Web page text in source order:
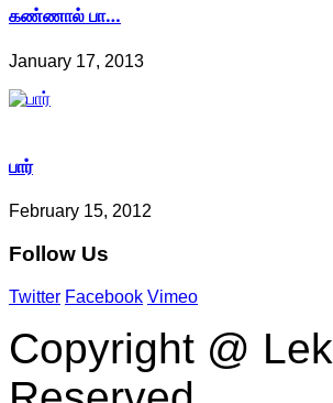
கண்ணால் பா…
January 17, 2013
பார்
February 15, 2012
Follow Us
Twitter Facebook Vimeo
Copyright @